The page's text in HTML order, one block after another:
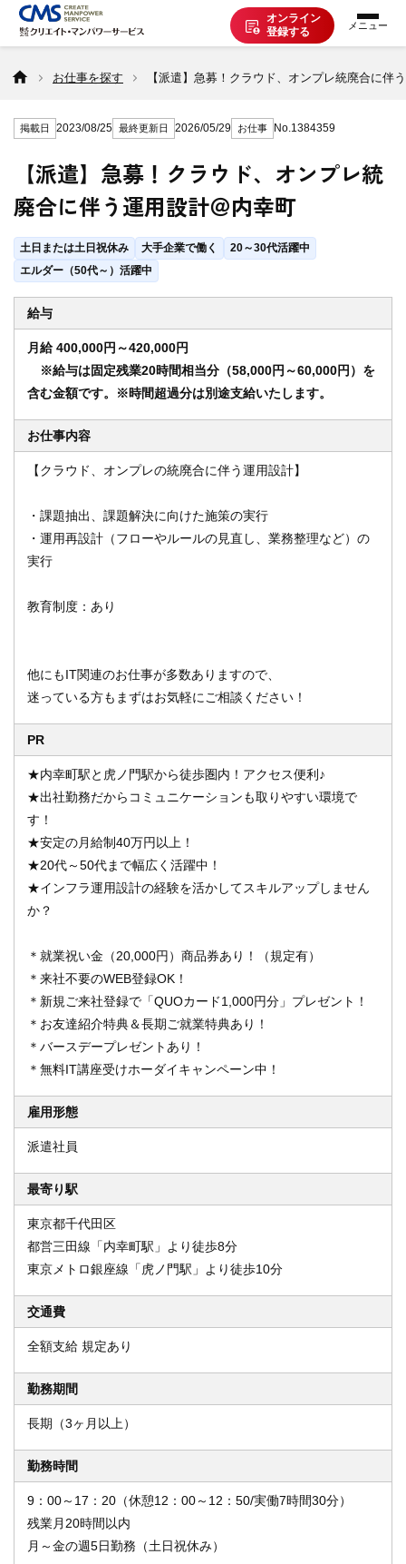
オンライン
登録する
お仕事を探す
派遣で働く
登録の流れ
派遣の知識
企業の方へ
CMSについて
オンライン登録する お問い合わせ
お仕事を探す 【派遣】急募！クラウド、オンプレ統廃合に伴
掲載日 2023/08/25 最終更新日 2026/05/29 お仕事 No.1384359
【派遣】急募！クラウド、オンプレ統
廃合に伴う運用設計＠内幸町
土日または土日祝休み 大手企業で働く
20～30代活躍中
エルダー（50代～）活躍中
給与
月給 400,000円～420,000円
※給与は固定残業20時間相当分（58,000円～60,000円）を
含む金額です。※時間超過分は別途支給いたします。
お仕事内容
【クラウド、オンプレの統廃合に伴う運用設計】
・課題抽出、課題解決に向けた施策の実行
・運用再設計（フローやルールの見直し、業務整理など）の
実行
教育制度：あり
他にもIT関連のお仕事が多数ありますので、
迷っている方もまずはお気軽にご相談ください！
PR
★内幸町駅と虎ノ門駅から徒歩圏内！アクセス便利♪
★出社勤務だからコミュニケーションも取りやすい環境で
す！
★安定の月給制40万円以上！
★20代～50代まで幅広く活躍中！
★インフラ運用設計の経験を活かしてスキルアップしません
か？
＊就業祝い金（20,000円）商品券あり！（規定有）
＊来社不要のWEB登録OK！
＊新規ご来社登録で「QUOカード1,000円分」プレゼント！
＊お友達紹介特典＆長期ご就業特典あり！
＊バースデープレゼントあり！
＊無料IT講座受けホーダイキャンペーン中！
雇用形態
派遣社員
最寄り駅
東京都千代田区
都営三田線「内幸町駅」より徒歩8分
東京メトロ銀座線「虎ノ門駅」より徒歩10分
交通費
全額支給 規定あり
勤務期間
長期（3ヶ月以上）
勤務時間
9：00～17：20（休憩12：00～12：50/実働7時間30分）
残業月20時間以内
月～金の週5日勤務（土日祝休み）